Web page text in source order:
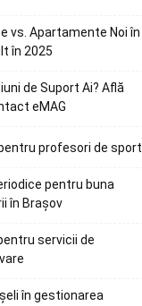
vs. Apartamente Noi în
în 2025
de Suport Ai? Află
eMAG
profesori de sport
pentru buna
în Brașov
servicii de
în gestionarea